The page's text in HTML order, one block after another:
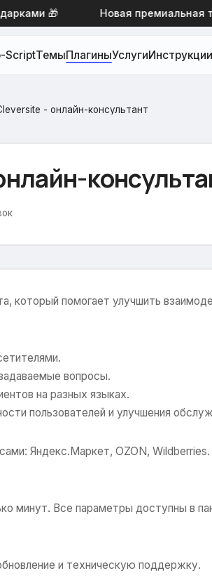
🎁 Новая премиальная
ScriptТемыПлагиныУслугиИнструкции
- онлайн-консультант
который помогает улучшить
вопросы.
на разных языках.
пользователей и улучшения
Яндекс.Маркет, OZON, Wildberries.
минут. Все параметры доступны в
и техническую поддержку.